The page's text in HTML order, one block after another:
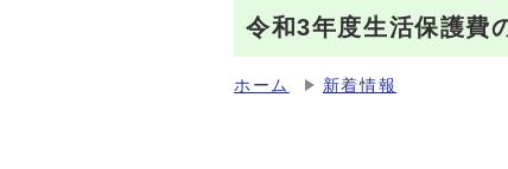
令和3年度生活保護費
ホーム 新着情報